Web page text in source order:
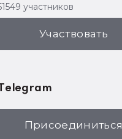
площадка
участников
Участвовать
Присоединиться